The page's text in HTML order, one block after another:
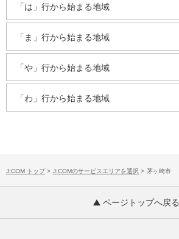
「は」行から始まる地域
「ま」行から始まる地域
「や」行から始まる地域
「わ」行から始まる地域
J:COM トップ > J:COMのサービスエリアを選択 > 茅ヶ崎市
ページトップへ戻る